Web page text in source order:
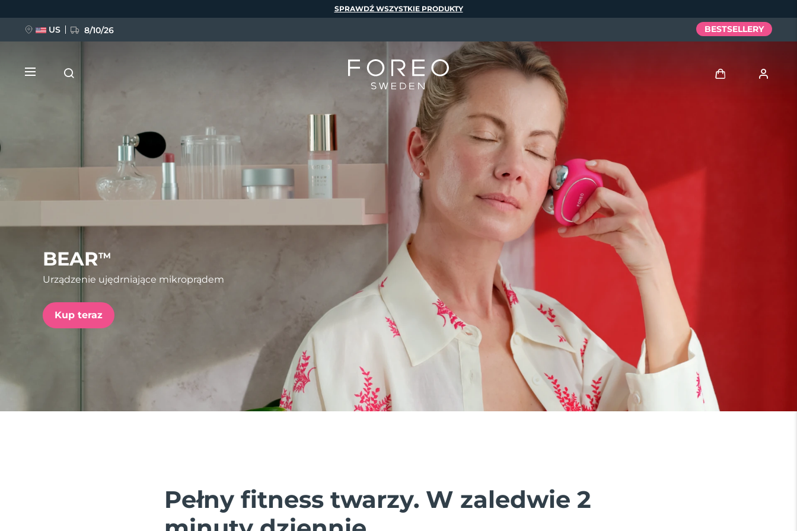
BEARTM
Urządzenie ujędrniające mikroprądem
Kup teraz
Pełny fitness twarzy. W zaledwie 2
SPRAWDŹ WSZYSTKIE PRODUKTY
US 8/10/26 BESTSELLERY
Moje urządzenia
BREAKING NEWS
issa™ Teeth Whitening Set
POPULARNY